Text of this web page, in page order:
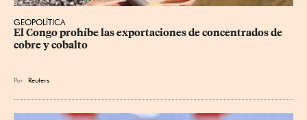
GEOPOLÍTICA
El Congo prohíbe las exportaciones de concentrados de
cobre y cobalto
Por Reuters